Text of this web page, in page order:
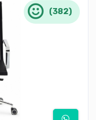
(382)